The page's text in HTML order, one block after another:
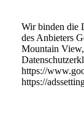
Wir binden die
des Anbieters
Mountain
https://
https://